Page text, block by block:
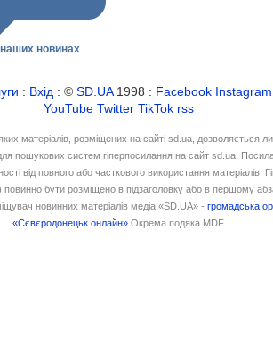
новинах
: Вхід : ©SD.UA1998 : Facebook Instagram
YouTube Twitter TikTok rss
матеріалів, розміщених на сайті sd.ua, дозволяється
для пошукових систем гіперпосилання на сайт sd.ua.
від повного або часткового використання матеріалів.
повинно бути розміщено в підзаголовку або в першому
новинних матеріалів медіа «SD.UA» -громадська
«Сєвєродонецьк онлайн» Окрема подяка MDF.